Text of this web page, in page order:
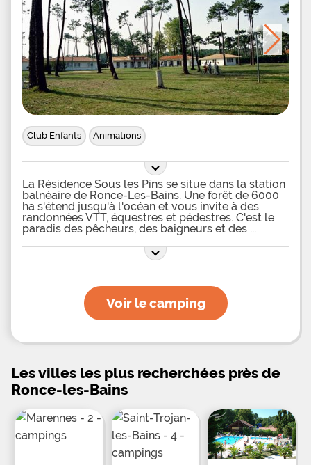
Club Enfants Animations
La Résidence Sous les Pins se situe dans la station
balnéaire de Ronce-Les-Bains. Une forêt de 6000
ha s'étend jusqu'à l'océan et vous invite à des
randonnées VTT, équestres et pédestres. C'est le
paradis des pêcheurs, des baigneurs et des
Voir le camping
Les villes les plus recherchées près de
Ronce-les-Bains